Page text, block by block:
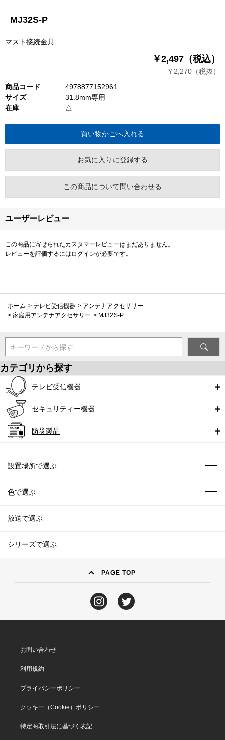
MJ32S-P
マスト接続金具
￥2,497（税込）
￥2,270（税抜）
商品コード
4978877152961
サイズ
31.8mm専用
在庫
△
お気に入りに登録する
この商品について問い合わせる
ユーザーレビュー
この商品に寄せられたカスタマーレビューはまだありません。
レビューを評価するには ログインが必要です。
ホーム > テレビ受信機器 > アンテナアクセサリー
> 家庭用アンテナアクセサリー > MJ32S-P
キーワードから探す
カテゴリから探す
テレビ受信機器
セキュリティー機器
防災製品
設置場所で選ぶ
色で選ぶ
放送で選ぶ
シリーズで選ぶ
PAGE TOP
お問い合わせ
利用規約
プライバシーポリシー
クッキー（Cookie）ポリシー
特定商取引法に基づく表記